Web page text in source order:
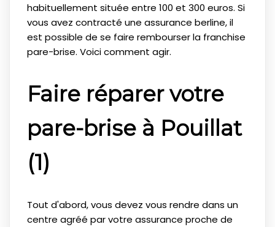
habituellement située entre 100 et 300 euros. Si
vous avez contracté une assurance berline, il
est possible de se faire rembourser la franchise
pare-brise. Voici comment agir.
Faire réparer votre
pare-brise à Pouillat
(1)
Tout d'abord, vous devez vous rendre dans un
centre agréé par votre assurance proche de